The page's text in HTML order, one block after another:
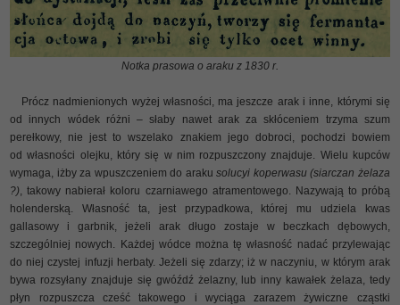
Notka prasowa o araku z 1830 r.
Prócz nadmienionych wyżej własności, ma jeszcze arak i inne, którymi się
od innych wódek różni – słaby nawet arak za skłóceniem trzyma szum
perełkowy, nie jest to wszelako znakiem jego dobroci, pochodzi bowiem
od własności olejku, który się w nim rozpuszczony znajduje. Wielu kupców
wymaga, iżby za wpuszczeniem do arakusolucyi koperwasu (siarczan żelaza
?) , takowy nabierał koloru czarniawego atramentowego. Nazywają to próbą
holenderską. Własność ta, jest przypadkowa, której mu udziela kwas
gallasowy i garbnik, jeżeli arak długo zostaje w beczkach dębowych,
szczególniej nowych. Każdej wódce można tę własność nadać przylewając
do niej czystej infuzji herbaty. Jeżeli się zdarzy; iż w naczyniu, w którym arak
bywa rozsyłany znajduje się gwóźdź żelazny, lub inny kawałek żelaza, tedy
płyn rozpuszcza cześć takowego i wyciąga zarazem żywiczne cząstki